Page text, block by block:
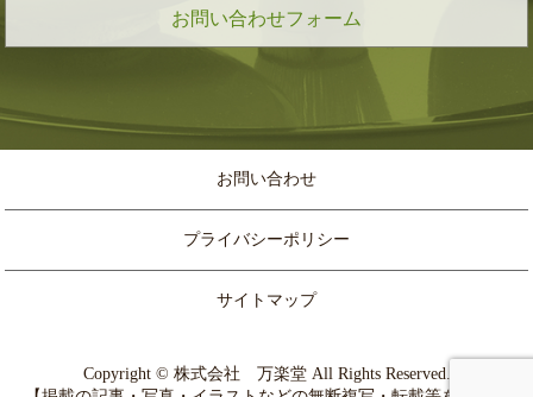
お問い合わせフォーム
お問い合わせ
プライバシーポリシー
サイトマップ
Copyright © 株式会社 万楽堂 All Rights Reserved.